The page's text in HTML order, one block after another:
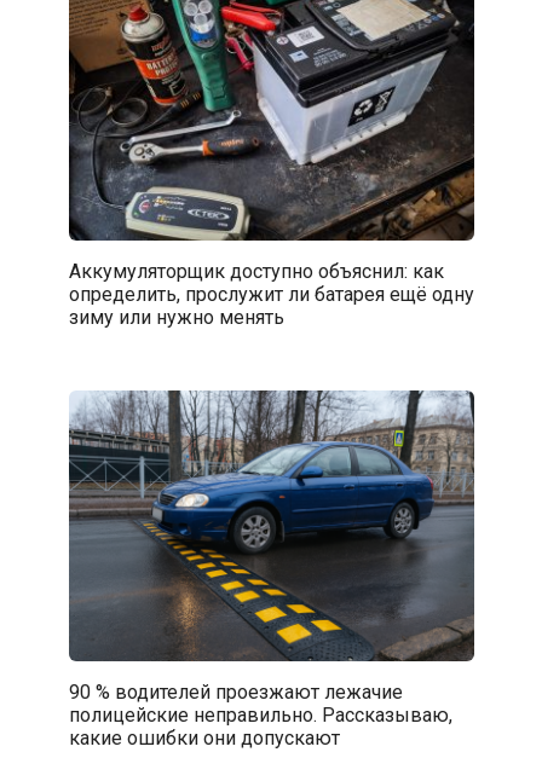
Аккумуляторщик доступно объяснил: как
определить, прослужит ли батарея ещё одну
зиму или нужно менять
90 % водителей проезжают лежачие
полицейские неправильно. Рассказываю,
какие ошибки они допускают